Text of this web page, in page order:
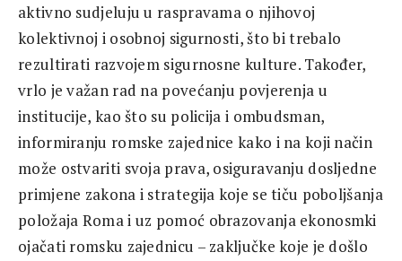
aktivno sudjeluju u raspravama o njihovoj
kolektivnoj i osobnoj sigurnosti, što bi trebalo
rezultirati razvojem sigurnosne kulture. Također,
vrlo je važan rad na povećanju povjerenja u
institucije, kao što su policija i ombudsman,
informiranju romske zajednice kako i na koji način
može ostvariti svoja prava, osiguravanju dosljedne
primjene zakona i strategija koje se tiču ​​poboljšanja
položaja Roma i uz pomoć obrazovanja ekonosmki
ojačati romsku zajednicu – zaključke koje je došlo